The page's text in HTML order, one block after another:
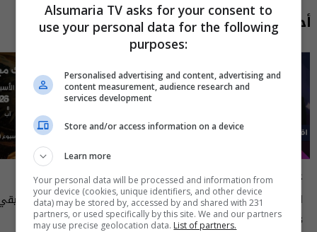
أحدث الحلقات
علناً
اقتصاد العراق في عين العاصفة- علناً
م٥ - الحلقة ٨ | الموسم ٥15:30 | 2026-08-06
أسرار الفلك
الى ١٤ آب ٢٠٢٦ | 2026
13:00 | 2026-08-06
Alsumaria TV asks for your consent to
use your personal data for the following
purposes:
Personalised advertising and content, advertising and
content measurement, audience research and
services development
Store and/or access information on a device
Learn more
Your personal data will be processed and information from
your device (cookies, unique identifiers, and other device
data) may be stored by, accessed by and shared with 231
partners, or used specifically by this site. We and our partners
may use precise geolocation data. List of partners.